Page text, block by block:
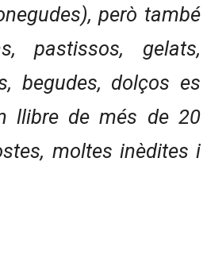
però també
pastissos, gelats,
begudes, dolços es
llibre de més de 20
moltes inèdites i